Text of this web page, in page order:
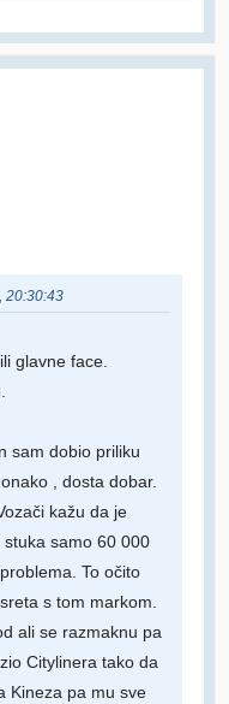
20:30:43
glavne face.
sam dobio priliku
, dosta dobar.
kažu da je
samo 60 000
To očito
s tom markom.
ali se razmaknu pa
Citylinera tako da
Kineza pa mu sve